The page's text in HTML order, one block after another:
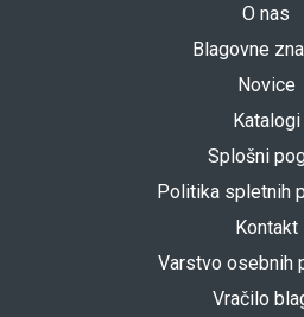
O nas
Blagovne
Novice
Katalogi
Splošni
Politika spletnih
Kontakt
Varstvo osebnih
Vračilo